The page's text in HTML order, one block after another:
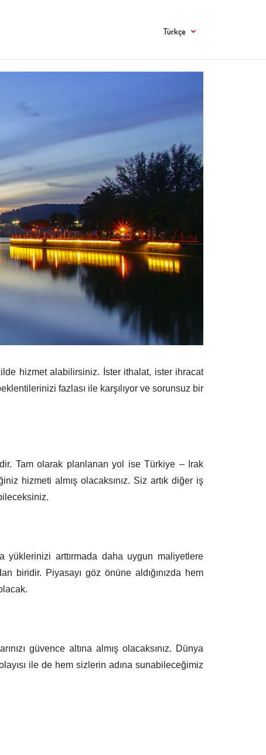
Türkçe
hizmet alabilirsiniz. İster ithalat, ister ihracat
fazlası ile karşılıyor ve sorunsuz bir
Tam olarak planlanan yol ise Türkiye – Irak
hizmeti almış olacaksınız. Siz artık diğer iş
yüklerinizi arttırmada daha uygun maliyetlere
biridir. Piyasayı göz önüne aldığınızda hem
güvence altına almış olacaksınız. Dünya
ile de hem sizlerin adına sunabileceğimiz